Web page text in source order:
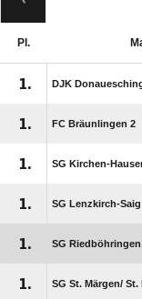
Pl.
1. DJK
1. FC Bräunlingen 2
1. SG Kirchen-
1. SG Lenzkirch-Saig
1. SG
1. SG St. Märgen/​ St.